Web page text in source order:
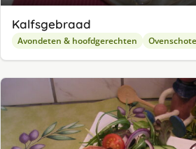
Kalfsgebraad
Avondeten & hoofdgerechten